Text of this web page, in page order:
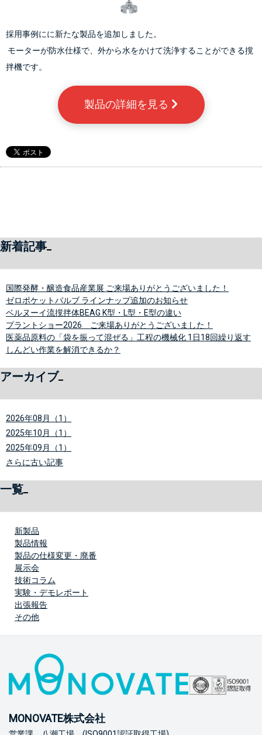
採用事例にに新たな製品を追加しました。
拌機です。
製品の詳細を見る
新着記事
国際発酵・醸造食品産業展 ご来場ありがとうございました！
ゼロポケットバルブ ラインナップ追加のお知らせ
ベルヌーイ流撹拌体BEAG K型・L型・E型の違い
プラントショー2026 ご来場ありがとうございました！
医薬品原料の「袋を振って混ぜる」工程の機械化 1日18回繰り返す
しんどい作業を解消できるか？
アーカイブ
2026年08月（1）
2025年10月（1）
2025年09月（1）
さらに古い記事
一覧
新製品
製品情報
製品の仕様変更・廃番
展示会
技術コラム
実験・デモレポート
出張報告
その他
MONOVATE株式会社